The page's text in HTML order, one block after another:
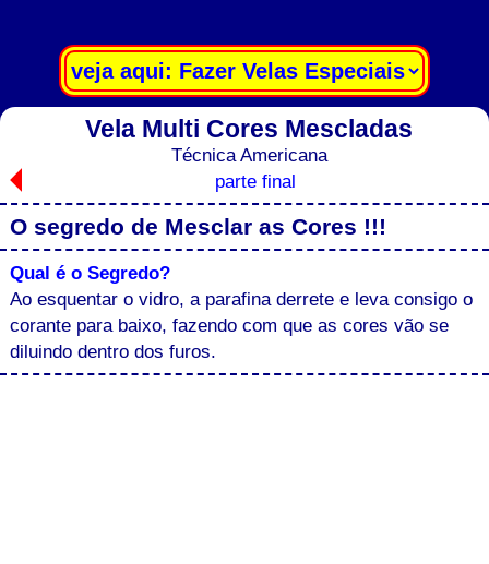
Vela Multi Cores Mescladas
Técnica Americana
parte final
O segredo de Mesclar as Cores !!!
Qual é o Segredo?
Ao esquentar o vidro, a parafina derrete e leva consigo o
corante para baixo, fazendo com que as cores vão se
diluindo dentro dos furos.